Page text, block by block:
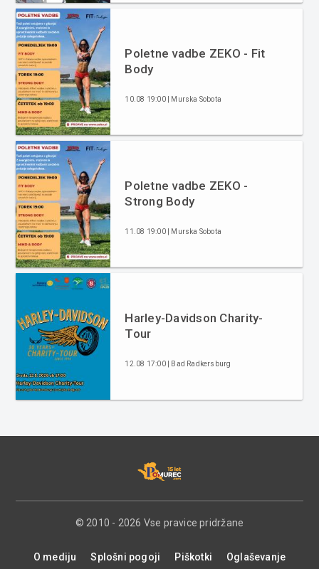
Poletne vadbe ZEKO - Fit
Body
10.08 19:00 | Murska Sobota
Poletne vadbe ZEKO -
Strong Body
11.08 19:00 | Murska Sobota
Harley-Davidson Charity-
Tour
12.08 17:00 | Bad Radkersburg
© 2010 - 2026 Vse pravice pridržane
O mediju Splošni pogoji Piškotki Oglaševanje